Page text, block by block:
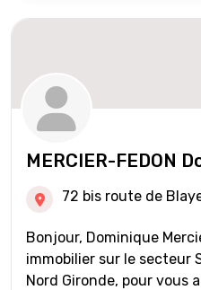
MERCIER-FEDON
72 bis route de Blaye
Bonjour, Dominique
immobilier sur le secteur
Nord Gironde, pour vous